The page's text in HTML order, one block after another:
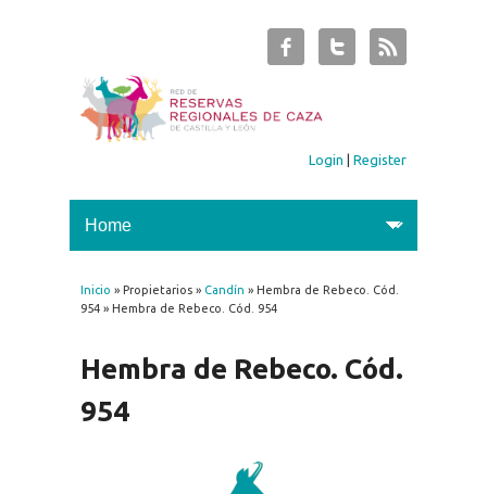
Login |Register
You are here
Inicio » Propietarios » Candín » Hembra de Rebeco. Cód.
954 » Hembra de Rebeco. Cód. 954
Hembra de Rebeco. Cód.
954